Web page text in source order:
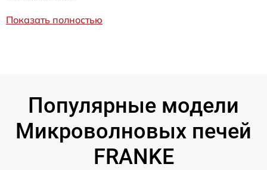
Показать полностью
Популярные модели
Микроволновых печей
FRANKE